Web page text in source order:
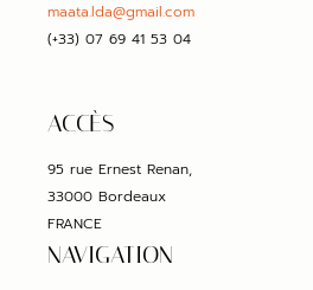
maata.lda@gmail.com
(+33) 07 69 41 53 04
ACCÈS
95 rue Ernest Renan,
33000 Bordeaux
FRANCE
NAVIGATION